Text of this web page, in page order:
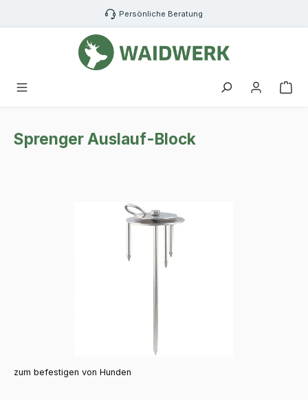
Zum Hauptinhalt springen Persönliche Beratung
Sprenger Auslauf-Block
Bildergalerie überspringen
zum befestigen von Hunden